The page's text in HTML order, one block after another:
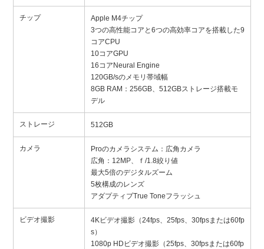
チップ
Apple M4チップ
3つの高性能コアと6つの高効率コアを搭載した9
コアCPU
10コアGPU
16コアNeural Engine
120GB/sのメモリ帯域幅
8GB RAM：256GB、512GBストレージ搭載モ
デル
ストレージ 512GB
カメラ
Proのカメラシステム：広角カメラ
広角：12MP、ｆ/1.8絞り値
最大5倍のデジタルズーム
5枚構成のレンズ
アダプティブTrue Toneフラッシュ
ビデオ撮影
4Kビデオ撮影（24fps、25fps、30fpsまたは60fp
s）
1080p HDビデオ撮影（25fps、30fpsまたは60fp